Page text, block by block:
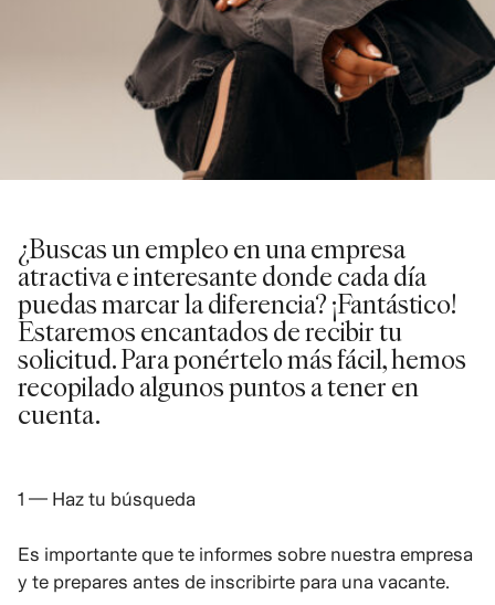
¿Buscas un empleo en una empresa
atractiva e interesante donde cada día
puedas marcar la diferencia? ¡Fantástico!
Estaremos encantados de recibir tu
solicitud. Para ponértelo más fácil, hemos
recopilado algunos puntos a tener en
cuenta.
1 — Haz tu búsqueda
Es importante que te informes sobre nuestra empresa
y te prepares antes de inscribirte para una vacante.